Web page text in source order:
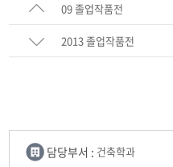
09 졸업작품전
2013 졸업작품전
담당부서 : 건축학과